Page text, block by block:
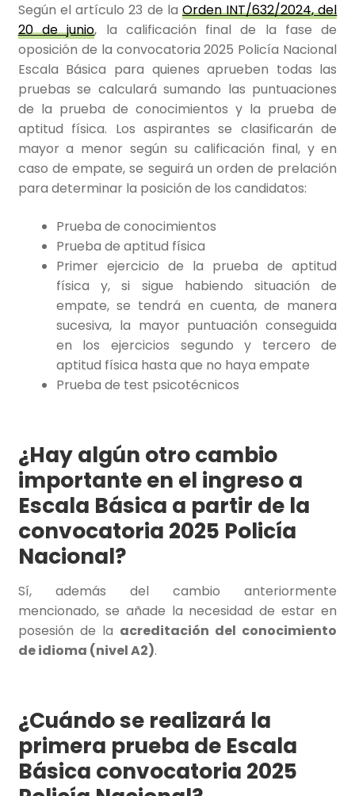
Según el artículo 23 de la Orden INT/632/2024, del
20 de junio, la calificación final de la fase de
oposición de la convocatoria 2025 Policía Nacional
Escala Básica para quienes aprueben todas las
pruebas se calculará sumando las puntuaciones
de la prueba de conocimientos y la prueba de
aptitud física. Los aspirantes se clasificarán de
mayor a menor según su calificación final, y en
caso de empate, se seguirá un orden de prelación
para determinar la posición de los candidatos:
Prueba de conocimientos
Prueba de aptitud física
Primer ejercicio de la prueba de aptitud
física y, si sigue habiendo situación de
empate, se tendrá en cuenta, de manera
sucesiva, la mayor puntuación conseguida
en los ejercicios segundo y tercero de
aptitud física hasta que no haya empate
Prueba de test psicotécnicos
¿Hay algún otro cambio
importante en el ingreso a
Escala Básica a partir de la
convocatoria 2025 Policía
Nacional?
Sí, además del cambio anteriormente
mencionado, se añade la necesidad de estar en
posesión de la acreditación del conocimiento
de idioma (nivel A2).
¿Cuándo se realizará la
primera prueba de Escala
Básica convocatoria 2025